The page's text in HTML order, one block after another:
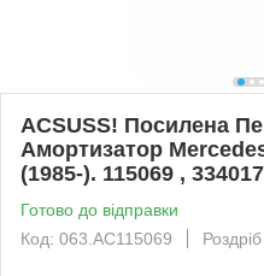
ACSUSS! Посилена
Амортизатор
(1985-). 115069 ,
Готово до відправки
Код: 063.AC115069
Роздріб